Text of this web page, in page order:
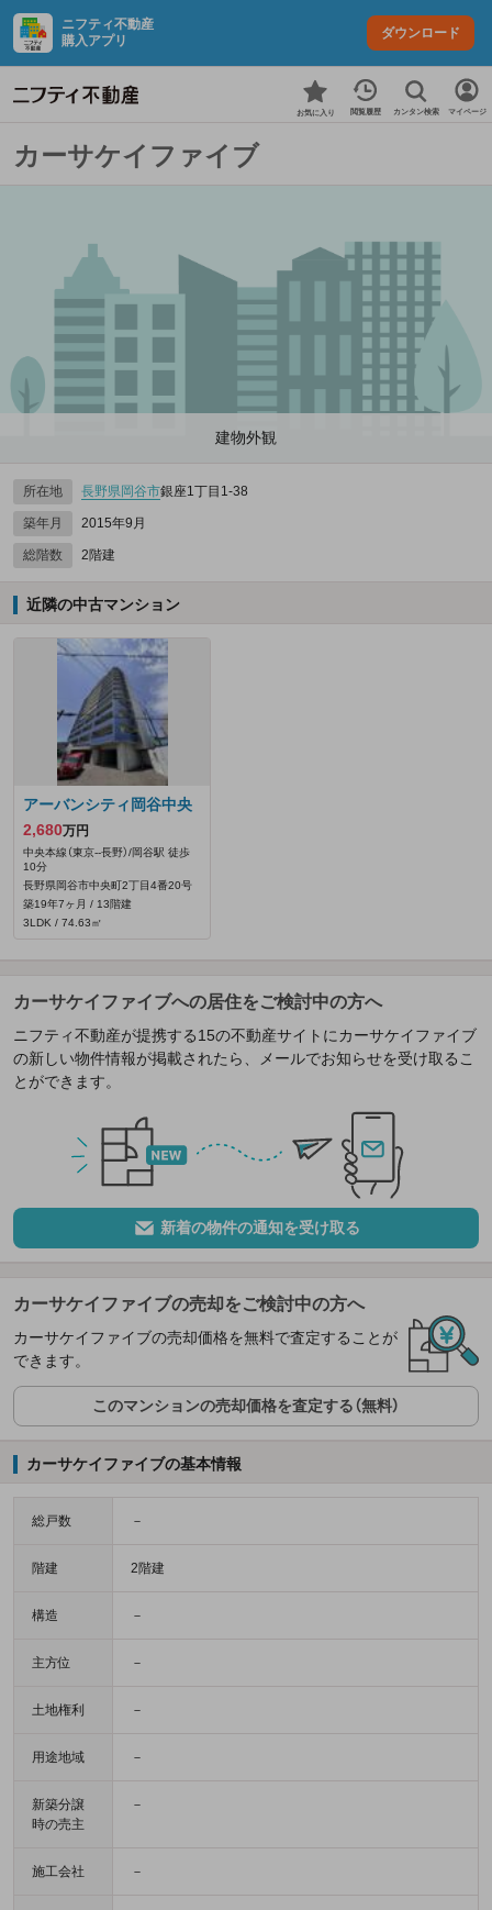
ニフティ不動産
購入アプリ
ダウンロード
お気に入り 閲覧履歴 カンタン検索 マイページ
カーサケイファイブ
建物外観
所在地 長野県岡谷市銀座1丁目1-38
築年月 2015年9月
総階数 2階建
近隣の中古マンション
アーバンシティ岡谷中央
2,680万円
中央本線（東京--長野）/岡谷駅 徒歩
10分
長野県岡谷市中央町2丁目4番20号
築19年7ヶ月 / 13階建
3LDK / 74.63㎡
カーサケイファイブへの居住をご検討中の方へ
ニフティ不動産が提携する15の不動産サイトにカーサケイファイブ
の新しい物件情報が掲載されたら、メールでお知らせを受け取るこ
とができます。
新着の物件の通知を受け取る
カーサケイファイブの売却をご検討中の方へ
カーサケイファイブの売却価格を無料で査定することが
できます。
このマンションの売却価格を査定する（無料）
カーサケイファイブの基本情報
総戸数 －
階建 2階建
構造 －
主方位 －
土地権利 －
用途地域 －
新築分譲
時の売主
－
施工会社 －